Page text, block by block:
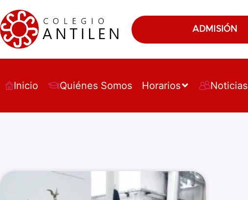
ADMISIÓN
Inicio Quiénes Somos Horarios Noticias